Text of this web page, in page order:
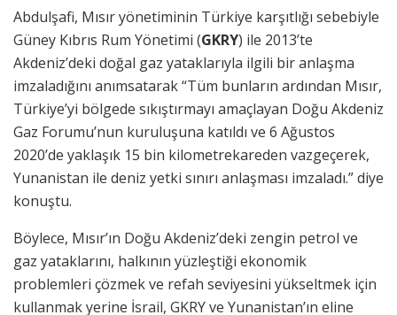
Abdulşafi, Mısır yönetiminin Türkiye karşıtlığı sebebiyle
Güney Kıbrıs Rum Yönetimi (GKRY) ile 2013’te
Akdeniz’deki doğal gaz yataklarıyla ilgili bir anlaşma
imzaladığını anımsatarak “Tüm bunların ardından Mısır,
Türkiye’yi bölgede sıkıştırmayı amaçlayan Doğu Akdeniz
Gaz Forumu’nun kuruluşuna katıldı ve 6 Ağustos
2020’de yaklaşık 15 bin kilometrekareden vazgeçerek,
Yunanistan ile deniz yetki sınırı anlaşması imzaladı.” diye
konuştu.
Böylece, Mısır’ın Doğu Akdeniz’deki zengin petrol ve
gaz yataklarını, halkının yüzleştiği ekonomik
problemleri çözmek ve refah seviyesini yükseltmek için
kullanmak yerine İsrail, GKRY ve Yunanistan’ın eline